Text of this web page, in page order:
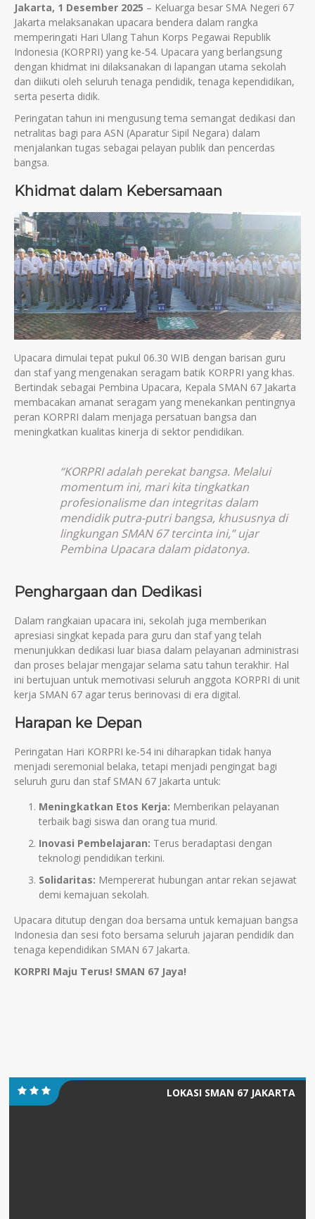
Jakarta, 1 Desember 2025 – Keluarga besar SMA Negeri 67
Jakarta melaksanakan upacara bendera dalam rangka
memperingati Hari Ulang Tahun Korps Pegawai Republik
Indonesia (KORPRI) yang ke-54. Upacara yang berlangsung
dengan khidmat ini dilaksanakan di lapangan utama sekolah
dan diikuti oleh seluruh tenaga pendidik, tenaga kependidikan,
serta peserta didik.
Peringatan tahun ini mengusung tema semangat dedikasi dan
netralitas bagi para ASN (Aparatur Sipil Negara) dalam
menjalankan tugas sebagai pelayan publik dan pencerdas
bangsa.
Khidmat dalam Kebersamaan
Upacara dimulai tepat pukul 06.30 WIB dengan barisan guru
dan staf yang mengenakan seragam batik KORPRI yang khas.
Bertindak sebagai Pembina Upacara, Kepala SMAN 67 Jakarta
membacakan amanat seragam yang menekankan pentingnya
peran KORPRI dalam menjaga persatuan bangsa dan
meningkatkan kualitas kinerja di sektor pendidikan.
“KORPRI adalah perekat bangsa. Melalui
momentum ini, mari kita tingkatkan
profesionalisme dan integritas dalam
mendidik putra-putri bangsa, khususnya di
lingkungan SMAN 67 tercinta ini,” ujar
Pembina Upacara dalam pidatonya.
Penghargaan dan Dedikasi
Dalam rangkaian upacara ini, sekolah juga memberikan
apresiasi singkat kepada para guru dan staf yang telah
menunjukkan dedikasi luar biasa dalam pelayanan administrasi
dan proses belajar mengajar selama satu tahun terakhir. Hal
ini bertujuan untuk memotivasi seluruh anggota KORPRI di unit
kerja SMAN 67 agar terus berinovasi di era digital.
Harapan ke Depan
Peringatan Hari KORPRI ke-54 ini diharapkan tidak hanya
menjadi seremonial belaka, tetapi menjadi pengingat bagi
seluruh guru dan staf SMAN 67 Jakarta untuk:
Meningkatkan Etos Kerja: Memberikan pelayanan
terbaik bagi siswa dan orang tua murid.
Inovasi Pembelajaran: Terus beradaptasi dengan
teknologi pendidikan terkini.
Solidaritas: Mempererat hubungan antar rekan sejawat
demi kemajuan sekolah.
Upacara ditutup dengan doa bersama untuk kemajuan bangsa
Indonesia dan sesi foto bersama seluruh jajaran pendidik dan
tenaga kependidikan SMAN 67 Jakarta.
KORPRI Maju Terus! SMAN 67 Jaya!
LOKASI SMAN 67 JAKARTA